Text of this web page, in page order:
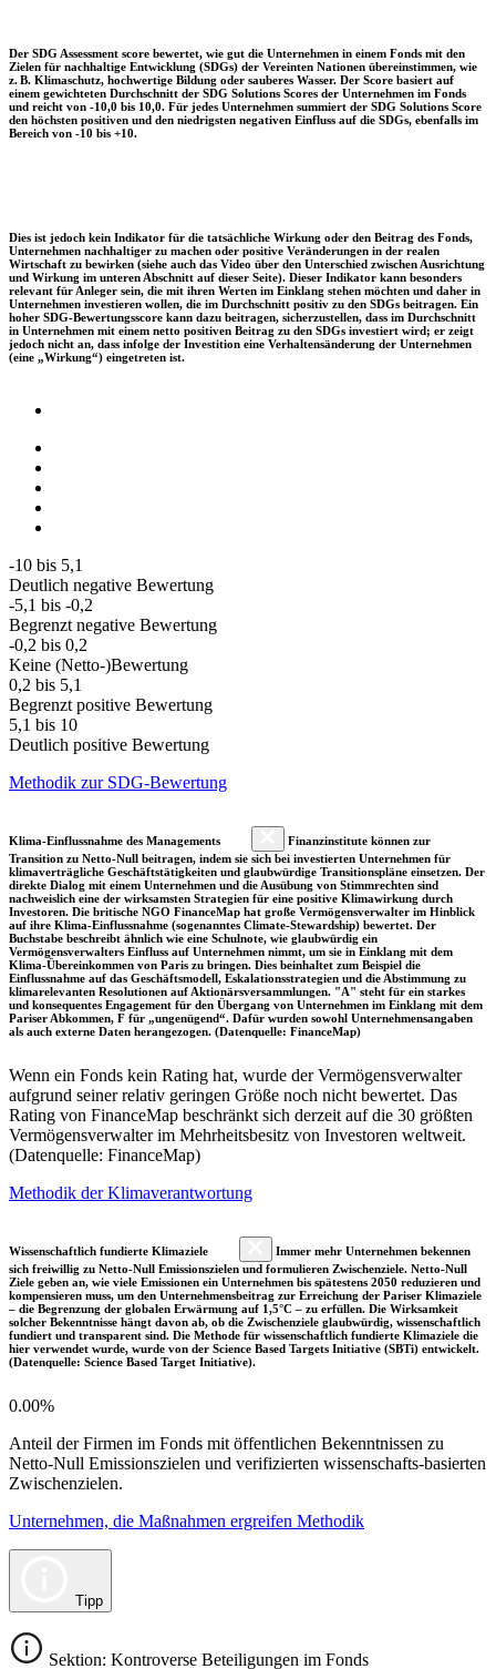
Der SDG Assessment score bewertet, wie gut die Unternehmen in einem Fonds mit den
Zielen für nachhaltige Entwicklung (SDGs) der Vereinten Nationen übereinstimmen, wie
z. B. Klimaschutz, hochwertige Bildung oder sauberes Wasser. Der Score basiert auf
einem gewichteten Durchschnitt der SDG Solutions Scores der Unternehmen im Fonds
und reicht von -10,0 bis 10,0. Für jedes Unternehmen summiert der SDG Solutions Score
den höchsten positiven und den niedrigsten negativen Einfluss auf die SDGs, ebenfalls im
Bereich von -10 bis +10.
Dies ist jedoch kein Indikator für die tatsächliche Wirkung oder den Beitrag des Fonds,
Unternehmen nachhaltiger zu machen oder positive Veränderungen in der realen
Wirtschaft zu bewirken (siehe auch das Video über den Unterschied zwischen Ausrichtung
und Wirkung im unteren Abschnitt auf dieser Seite). Dieser Indikator kann besonders
relevant für Anleger sein, die mit ihren Werten im Einklang stehen möchten und daher in
Unternehmen investieren wollen, die im Durchschnitt positiv zu den SDGs beitragen. Ein
hoher SDG-Bewertungsscore kann dazu beitragen, sicherzustellen, dass im Durchschnitt
in Unternehmen mit einem netto positiven Beitrag zu den SDGs investiert wird; er zeigt
jedoch nicht an, dass infolge der Investition eine Verhaltensänderung der Unternehmen
(eine „Wirkung“) eingetreten ist.
-10 bis 5,1
Deutlich negative Bewertung
-5,1 bis -0,2
Begrenzt negative Bewertung
-0,2 bis 0,2
Keine (Netto-)Bewertung
0,2 bis 5,1
Begrenzt positive Bewertung
5,1 bis 10
Deutlich positive Bewertung
Methodik zur SDG-Bewertung
Klima-Einflussnahme des Managements
Finanzinstitute können zur
Transition zu Netto-Null beitragen, indem sie sich bei investierten Unternehmen für
klimaverträgliche Geschäftstätigkeiten und glaubwürdige Transitionspläne einsetzen. Der
direkte Dialog mit einem Unternehmen und die Ausübung von Stimmrechten sind
nachweislich eine der wirksamsten Strategien für eine positive Klimawirkung durch
Investoren. Die britische NGO FinanceMap hat große Vermögensverwalter im Hinblick
auf ihre Klima-Einflussnahme (sogenanntes Climate-Stewardship) bewertet. Der
Buchstabe beschreibt ähnlich wie eine Schulnote, wie glaubwürdig ein
Vermögensverwalters Einfluss auf Unternehmen nimmt, um sie in Einklang mit dem
Klima-Übereinkommen von Paris zu bringen. Dies beinhaltet zum Beispiel die
Einflussnahme auf das Geschäftsmodell, Eskalationsstrategien und die Abstimmung zu
klimarelevanten Resolutionen auf Aktionärsversammlungen. "A" steht für ein starkes
und konsequentes Engagement für den Übergang von Unternehmen im Einklang mit dem
Pariser Abkommen, F für „ungenügend“. Dafür wurden sowohl Unternehmensangaben
als auch externe Daten herangezogen. (Datenquelle: FinanceMap)
Wenn ein Fonds kein Rating hat, wurde der Vermögensverwalter
aufgrund seiner relativ geringen Größe noch nicht bewertet. Das
Rating von FinanceMap beschränkt sich derzeit auf die 30 größten
Vermögensverwalter im Mehrheitsbesitz von Investoren weltweit.
(Datenquelle: FinanceMap)
Methodik der Klimaverantwortung
Wissenschaftlich fundierte Klimaziele
Immer mehr Unternehmen bekennen
sich freiwillig zu Netto-Null Emissionszielen und formulieren Zwischenziele. Netto-Null
Ziele geben an, wie viele Emissionen ein Unternehmen bis spätestens 2050 reduzieren und
kompensieren muss, um den Unternehmensbeitrag zur Erreichung der Pariser Klimaziele
– die Begrenzung der globalen Erwärmung auf 1,5°C – zu erfüllen. Die Wirksamkeit
solcher Bekenntnisse hängt davon ab, ob die Zwischenziele glaubwürdig, wissenschaftlich
fundiert und transparent sind. Die Methode für wissenschaftlich fundierte Klimaziele die
hier verwendet wurde, wurde von der Science Based Targets Initiative (SBTi) entwickelt.
(Datenquelle: Science Based Target Initiative).
0.00%
Anteil der Firmen im Fonds mit öffentlichen Bekenntnissen zu
Netto-Null Emissionszielen und verifizierten wissenschafts-basierten
Zwischenzielen.
Unternehmen, die Maßnahmen ergreifen Methodik
Tipp
Sektion: Kontroverse Beteiligungen im Fonds